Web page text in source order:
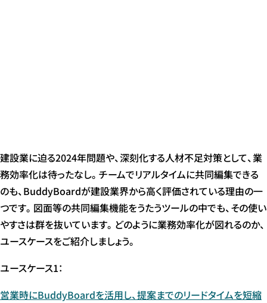
建設業に迫る2024年問題や、深刻化する人材不足対策として、業
務効率化は待ったなし。チームでリアルタイムに共同編集できる
のも、BuddyBoardが建設業界から高く評価されている理由の一
つです。図面等の共同編集機能をうたうツールの中でも、その使い
やすさは群を抜いています。どのように業務効率化が図れるのか、
ユースケースをご紹介しましょう。
ユースケース1：
営業時にBuddyBoardを活用し、提案までのリードタイムを短縮